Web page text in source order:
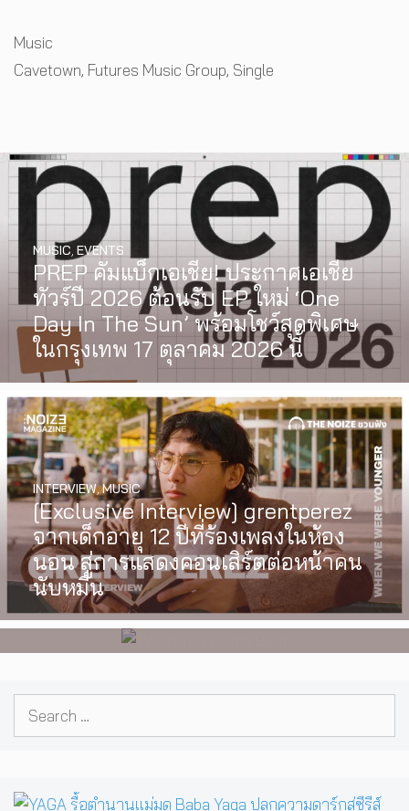
Categories
Music
Tags
Cavetown, Futures Music Group, Single
PREP คัมแบ็กเอเชีย! ประกาศเอเชีย
ทัวร์ปี 2026 ต้อนรับ EP ใหม่ ‘One
Day In The Sun’ พร้อมโชว์สุดพิเศษ
ในกรุงเทพ 17 ตุลาคม 2026 นี้
MUSIC EVENTS
[Exclusive Interview] grentperez
จากเด็กอายุ 12 ปีที่ร้องเพลงในห้อง
นอน สู่การแสดงคอนเสิร์ตต่อหน้าคน
นับหมื่น
INTERVIEW,MUSIC
I Wish You All the Best เรื่องราวของ
วัยรุ่นนอนไบนารี่ กับครอบครัวที่เขา
เลือกได้เอง ผลงานการกำกับ
ภาพยนตร์เรื่องแรกของ Tommy
Dorfman
WATCH,LGBTQIAN+
Search